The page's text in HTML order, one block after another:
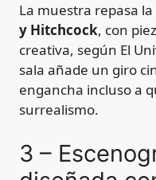
La muestra repasa
y Hitchcock, con
creativa, según El
sala añade un giro
engancha incluso a
surrealismo.
3 –